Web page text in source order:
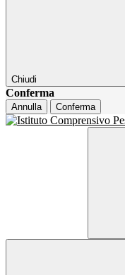
Chiudi
Conferma
Annulla Conferma